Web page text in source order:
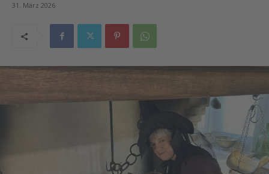
31. März 2026